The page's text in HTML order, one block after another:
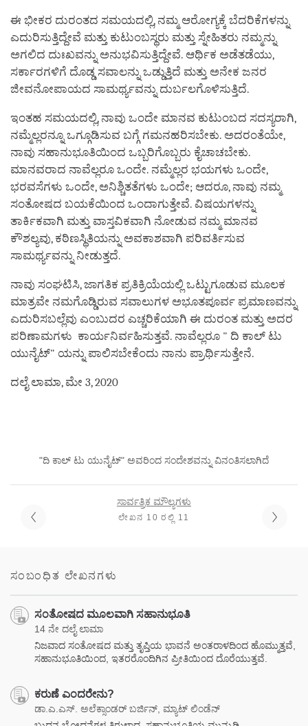
ಈ ಭೀಕರ ದುರಂತದ ಸಮಯದಲ್ಲಿ, ನಮ್ಮ ಆರೋಗ್ಯಕ್ಕೆ ಬೆದರಿಕೆಗಳನ್ನು
ಎದುರಿಸುತ್ತಿದ್ದೇವೆ ಮತ್ತು ಕುಟುಂಬಸ್ಥರು ಮತ್ತು ಸ್ನೇಹಿತರು ನಮ್ಮನ್ನು
ಅಗಲಿದ ದುಃಖವನ್ನು ಅನುಭವಿಸುತ್ತಿದ್ದೇವೆ. ಆರ್ಥಿಕ ಅಡೆತಡೆಯು,
ಸರ್ಕಾರಗಳಿಗೆ ದೊಡ್ಡ ಸವಾಲನ್ನು ಒಡ್ಡುತ್ತಿದೆ ಮತ್ತು ಅನೇಕ ಜನರ
ಜೀವನೋಪಾಯದ ಸಾಮರ್ಥ್ಯವನ್ನು ದುರ್ಬಲಗೊಳಿಸುತ್ತಿದೆ.
ಇಂತಹ ಸಮಯದಲ್ಲಿ, ನಾವು ಒಂದೇ ಮಾನವ ಕುಟುಂಬದ ಸದಸ್ಯರಾಗಿ,
ನಮ್ಮೆಲ್ಲರನ್ನೂ ಒಗ್ಗೂಡಿಸುವ ಬಗ್ಗೆ ಗಮನಹರಿಸಬೇಕು. ಅದರಂತೆಯೇ,
ನಾವು ಸಹಾನುಭೂತಿಯಿಂದ ಒಬ್ಬರಿಗೊಬ್ಬರು ಕೈಚಾಚಬೇಕು.
ಮಾನವರಾದ ನಾವೆಲ್ಲರೂ ಒಂದೇ. ನಮ್ಮೆಲ್ಲರ ಭಯಗಳು ಒಂದೇ,
ಭರವಸೆಗಳು ಒಂದೇ, ಅನಿಶ್ಚಿತತೆಗಳು ಒಂದೇ; ಆದರೂ, ನಾವು ನಮ್ಮ
ಸಂತೋಷದ ಬಯಕೆಯಿಂದ ಒಂದಾಗುತ್ತೇವೆ. ವಿಷಯಗಳನ್ನು
ತಾರ್ಕಿಕವಾಗಿ ಮತ್ತು ವಾಸ್ತವಿಕವಾಗಿ ನೋಡುವ ನಮ್ಮ ಮಾನವ
ಕೌಶಲ್ಯವು, ಕಠಿಣಸ್ಥಿತಿಯನ್ನು ಅವಕಾಶವಾಗಿ ಪರಿವರ್ತಿಸುವ
ಸಾಮರ್ಥ್ಯವನ್ನು ನೀಡುತ್ತದೆ.
ನಾವು ಸಂಘಟಿಸಿ, ಜಾಗತಿಕ ಪ್ರತಿಕ್ರಿಯೆಯಲ್ಲಿ ಒಟ್ಟುಗೂಡುವ ಮೂಲಕ
ಮಾತ್ರವೇ ನಮಗೊಡ್ಡಿರುವ ಸವಾಲುಗಳ ಅಭೂತಪೂರ್ವ ಪ್ರಮಾಣವನ್ನು
ಎದುರಿಸಬಲ್ಲೆವು ಎಂಬುದರ ಎಚ್ಚರಿಕೆಯಾಗಿ ಈ ದುರಂತ ಮತ್ತು ಅದರ
ಪರಿಣಾಮಗಳು ಕಾರ್ಯನಿರ್ವಹಿಸುತ್ತವೆ. ನಾವೆಲ್ಲರೂ " ದಿ ಕಾಲ್ ಟು
ಯುನೈಟ್" ಯನ್ನು ಪಾಲಿಸಬೇಕೆಂದು ನಾನು ಪ್ರಾರ್ಥಿಸುತ್ತೇನೆ.
ದಲೈ ಲಾಮಾ, ಮೇ 3, 2020
"ದಿ ಕಾಲ್ ಟು ಯುನೈಟ್" ಅವರಿಂದ ಸಂದೇಶವನ್ನು ವಿನಂತಿಸಲಾಗಿದೆ
ಸಾರ್ವತ್ರಿಕ ಮೌಲ್ಯಗಳು
ಲೇಖನ 10 ರಲ್ಲಿ 11
ಸಂಬಂಧಿತ ಲೇಖನಗಳು
ಸಂತೋಷದ ಮೂಲವಾಗಿ ಸಹಾನುಭೂತಿ
14 ನೇ ದಲೈ ಲಾಮಾ
ನಿಜವಾದ ಸಂತೋಷದ ಮತ್ತು ತೃಪ್ತಿಯ ಭಾವನೆ ಅಂತರಾಳದಿಂದ ಹೊಮ್ಮುತ್ತವೆ,
ಸಹಾನುಭೂತಿಯಿಂದ, ಇತರರೊಂದಿಗಿನ ಪ್ರೀತಿಯಿಂದ ದೊರೆಯುತ್ತವೆ.
ಕರುಣೆ ಎಂದರೇನು?
ಡಾ.ಎ.ಎಸ್. ಅಲೆಕ್ಸಾಂಡರ್ ಬರ್ಜಿನ್, ಮ್ಯಾಟ್ ಲಿಂಡೆನ್